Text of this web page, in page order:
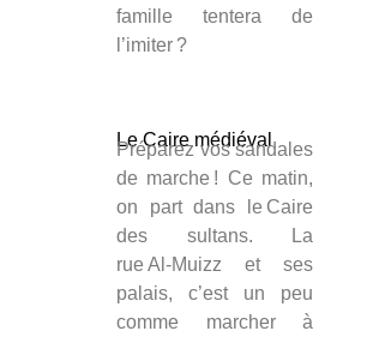
famille tentera de
l’imiter ?
Le Caire médiéval
Préparez vos sandales
de marche ! Ce matin,
on part dans le Caire
des sultans. La
rue Al‑Muizz et ses
palais, c’est un peu
comme marcher à